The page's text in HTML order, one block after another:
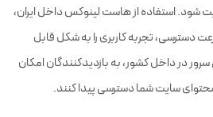
شود. استفاده از هاست لینوکس داخل ایران،
دسترسی، تجربه کاربری را به شکل قابل
در داخل کشور، به بازدیدکنندگان امکان
سایت شما دسترسی پیدا کنند.